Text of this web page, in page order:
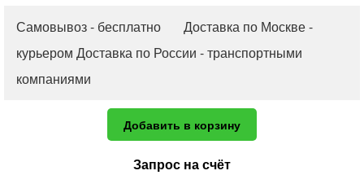
Самовывоз - бесплатно Доставка по Москве -
курьером Доставка по России - транспортными
компаниями
Добавить в корзину
Запрос на счёт